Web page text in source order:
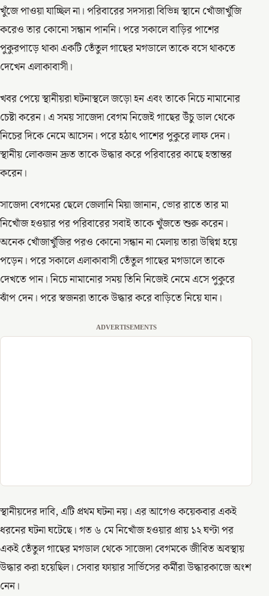
খুঁজে পাওয়া যাচ্ছিল না। পরিবারের সদস্যরা বিভিন্ন স্থানে খোঁজাখুঁজি
করেও তার কোনো সন্ধান পাননি। পরে সকালে বাড়ির পাশের
পুকুরপাড়ে থাকা একটি তেঁতুল গাছের মগডালে তাকে বসে থাকতে
দেখেন এলাকাবাসী।
খবর পেয়ে স্থানীয়রা ঘটনাস্থলে জড়ো হন এবং তাকে নিচে নামানোর
চেষ্টা করেন। এ সময় সাজেদা বেগম নিজেই গাছের উঁচু ডাল থেকে
নিচের দিকে নেমে আসেন। পরে হঠাৎ পাশের পুকুরে লাফ দেন।
স্থানীয় লোকজন দ্রুত তাকে উদ্ধার করে পরিবারের কাছে হস্তান্তর
করেন।
সাজেদা বেগমের ছেলে জেলানি মিয়া জানান, ভোর রাতে তার মা
নিখোঁজ হওয়ার পর পরিবারের সবাই তাকে খুঁজতে শুরু করেন।
অনেক খোঁজাখুঁজির পরও কোনো সন্ধান না মেলায় তারা উদ্বিগ্ন হয়ে
পড়েন। পরে সকালে এলাকাবাসী তেঁতুল গাছের মগডালে তাকে
দেখতে পান। নিচে নামানোর সময় তিনি নিজেই নেমে এসে পুকুরে
ঝাঁপ দেন। পরে স্বজনরা তাকে উদ্ধার করে বাড়িতে নিয়ে যান।
ADVERTISEMENTS
স্থানীয়দের দাবি, এটি প্রথম ঘটনা নয়। এর আগেও কয়েকবার একই
ধরনের ঘটনা ঘটেছে। গত ৬ মে নিখোঁজ হওয়ার প্রায় ১২ ঘণ্টা পর
একই তেঁতুল গাছের মগডাল থেকে সাজেদা বেগমকে জীবিত অবস্থায়
উদ্ধার করা হয়েছিল। সেবার ফায়ার সার্ভিসের কর্মীরা উদ্ধারকাজে অংশ
নেন।